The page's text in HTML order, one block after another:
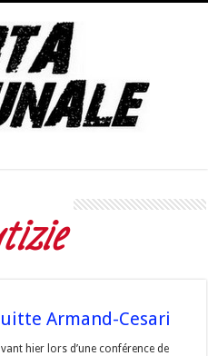
Armand-Cesari
hier lors d’une conférence de